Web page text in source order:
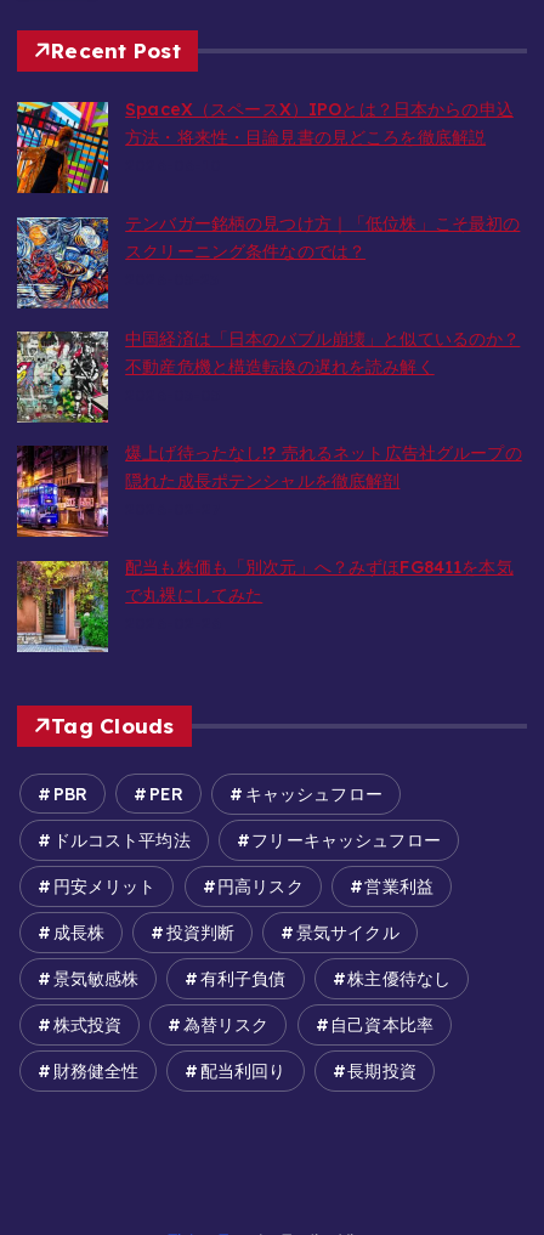
Recent Post
SpaceX（スペースX）IPOとは？日本からの申込
方法・将来性・目論見書の見どころを徹底解説
テンバガー銘柄の見つけ方｜「低位株」こそ最初の
スクリーニング条件なのでは？
中国経済は「日本のバブル崩壊」と似ているのか？
不動産危機と構造転換の遅れを読み解く
爆上げ待ったなし!? 売れるネット広告社グループの
隠れた成長ポテンシャルを徹底解剖
配当も株価も「別次元」へ？みずほFG8411を本気
で丸裸にしてみた
Tag Clouds
PBR PER キャッシュフロー
ドルコスト平均法 フリーキャッシュフロー
円安メリット 円高リスク 営業利益
成長株 投資判断 景気サイクル
景気敏感株 有利子負債 株主優待なし
株式投資 為替リスク 自己資本比率
財務健全性 配当利回り 長期投資